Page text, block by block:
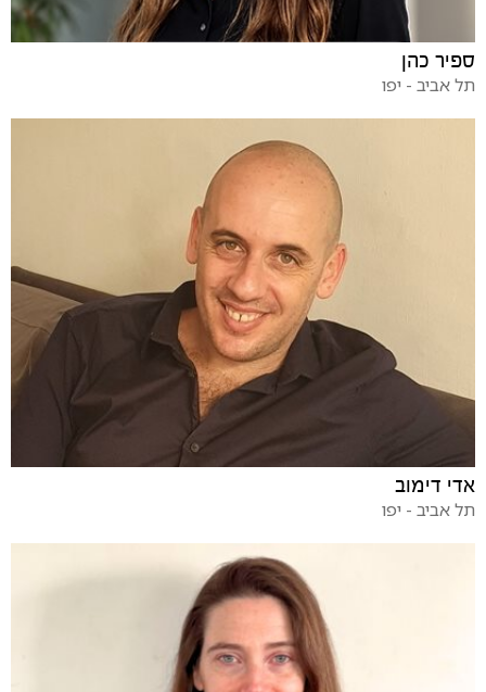
ספיר כהן
תל אביב - יפו
אדי דימוב
תל אביב - יפו